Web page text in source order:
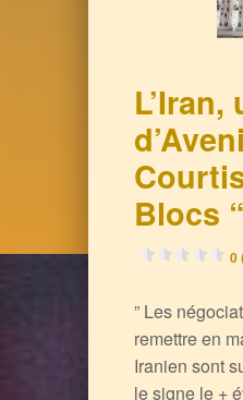
Blocs
0
” Les
remettre en
Iranien sont
le signe le +